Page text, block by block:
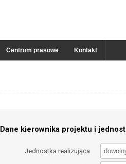
Centrum prasowe Kontakt
Dane kierownika projektu i
Jednostka realizująca